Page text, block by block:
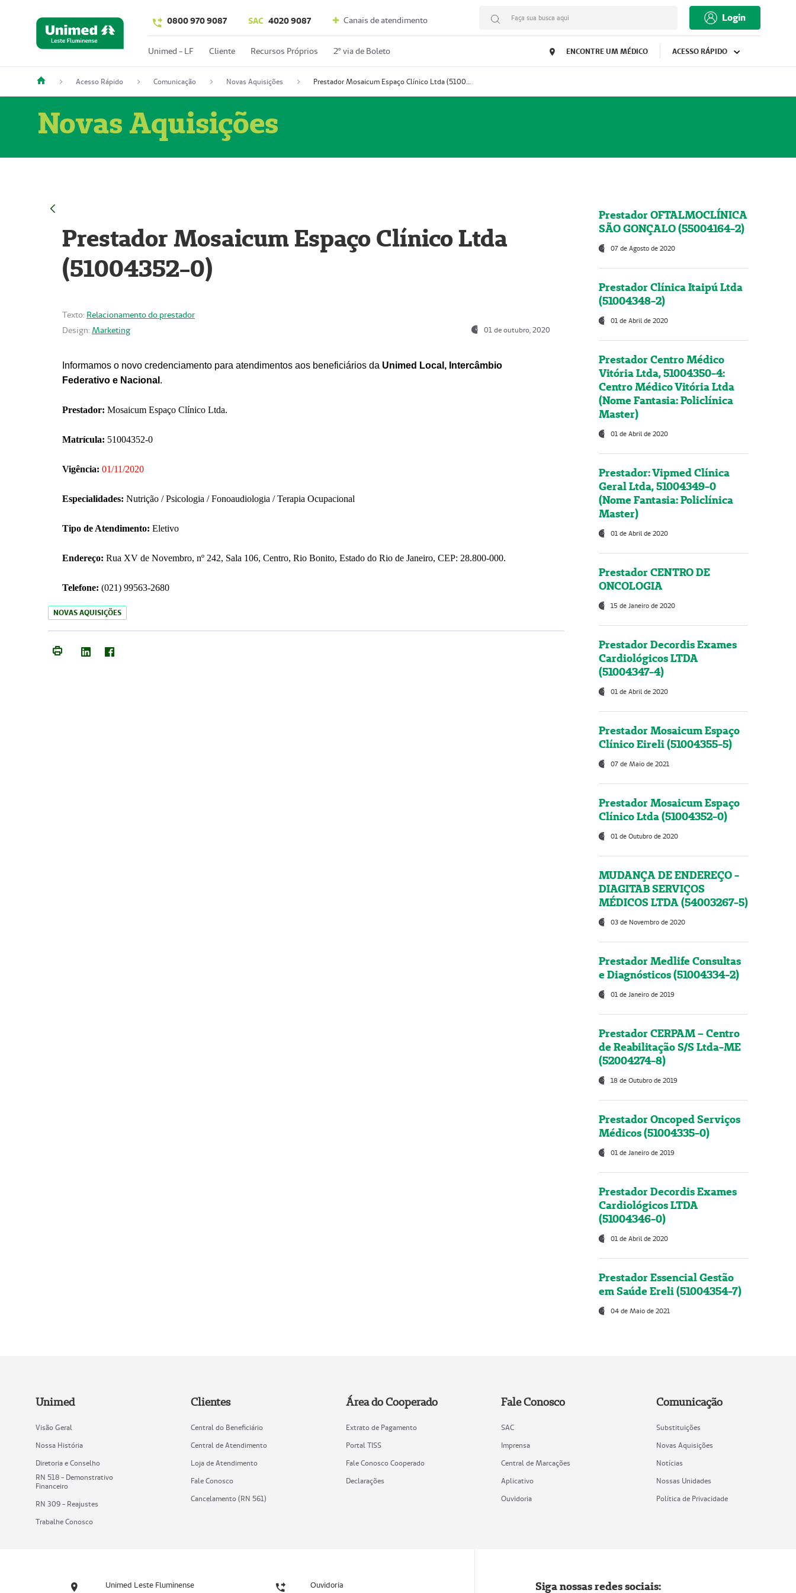
0800 970 9087 SAC 4020 9087 Canais de atendimento Faça sua busca aqui Login
Unimed - LF Cliente Recursos Próprios 2º via de Boleto ENCONTRE UM MÉDICO ACESSO RÁPIDO
Acesso Rápido Comunicação Novas Aquisições Prestador Mosaicum Espaço Clínico Ltda (51004352-0)
Novas Aquisições
Prestador Mosaicum Espaço Clínico Ltda
(51004352-0)
Texto: Relacionamento do prestador
Design: Marketing 01 de outubro, 2020
Informamos o novo credenciamento para atendimentos aos beneficiários da Unimed Local, Intercâmbio
Federativo e Nacional .
Prestador: Mosaicum Espaço Clínico Ltda.
Matrícula: 51004352-0
Vigência: 01/11/2020
Especialidades: Nutrição / Psicologia / Fonoaudiologia / Terapia Ocupacional
Tipo de Atendimento: Eletivo
Endereço: Rua XV de Novembro, nº 242, Sala 106, Centro, Rio Bonito, Estado do Rio de Janeiro, CEP: 28.800-000.
Telefone: (021) 99563-2680
NOVAS AQUISIÇÕES
Prestador OFTALMOCLÍNICA
SÃO GONÇALO (55004164-2)
07 de Agosto de 2020
Prestador Clínica Itaipú Ltda
(51004348-2)
01 de Abril de 2020
Prestador Centro Médico
Vitória Ltda, 51004350-4:
Centro Médico Vitória Ltda
(Nome Fantasia: Policlínica
Master)
01 de Abril de 2020
Prestador: Vipmed Clínica
Geral Ltda, 51004349-0
(Nome Fantasia: Policlínica
Master)
01 de Abril de 2020
Prestador CENTRO DE
ONCOLOGIA
15 de Janeiro de 2020
Prestador Decordis Exames
Cardiológicos LTDA
(51004347-4)
01 de Abril de 2020
Prestador Mosaicum Espaço
Clínico Eireli (51004355-5)
07 de Maio de 2021
Prestador Mosaicum Espaço
Clínico Ltda (51004352-0)
01 de Outubro de 2020
MUDANÇA DE ENDEREÇO -
DIAGITAB SERVIÇOS
MÉDICOS LTDA (54003267-5)
03 de Novembro de 2020
Prestador Medlife Consultas
e Diagnósticos (51004334-2)
01 de Janeiro de 2019
Prestador CERPAM – Centro
de Reabilitação S/S Ltda-ME
(52004274-8)
18 de Outubro de 2019
Prestador Oncoped Serviços
Médicos (51004335-0)
01 de Janeiro de 2019
Prestador Decordis Exames
Cardiológicos LTDA
(51004346-0)
01 de Abril de 2020
Prestador Essencial Gestão
em Saúde Ereli (51004354-7)
04 de Maio de 2021
Unimed
Visão Geral
Nossa História
Diretoria e Conselho
RN 518 - Demonstrativo
Financeiro
RN 309 - Reajustes
Trabalhe Conosco
Clientes
Central do Beneficiário
Central de Atendimento
Loja de Atendimento
Fale Conosco
Cancelamento (RN 561)
Área do Cooperado
Extrato de Pagamento
Portal TISS
Fale Conosco Cooperado
Declarações
Fale Conosco
SAC
Imprensa
Central de Marcações
Aplicativo
Ouvidoria
Comunicação
Substituições
Novas Aquisições
Notícias
Nossas Unidades
Política de Privacidade
Unimed Leste Fluminense Ouvidoria Siga nossas redes sociais: